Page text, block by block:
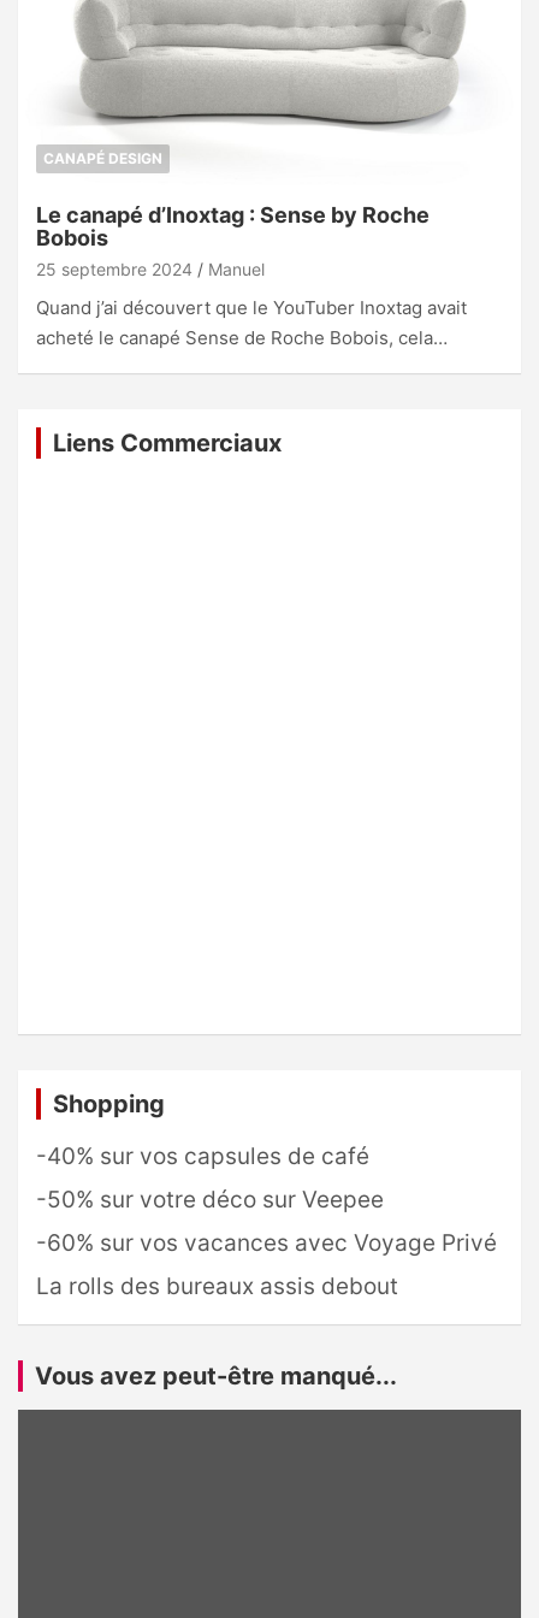
CANAPÉ DESIGN
Le canapé d’Inoxtag : Sense by Roche
Bobois
25 septembre 2024 Manuel
Quand j’ai découvert que le YouTuber Inoxtag avait
acheté le canapé Sense de Roche Bobois, cela…
Liens Commerciaux
Shopping
-40% sur vos capsules de café
-50% sur votre déco sur Veepee
-60% sur vos vacances avec Voyage Privé
La rolls des bureaux assis debout
Vous avez peut-être manqué...